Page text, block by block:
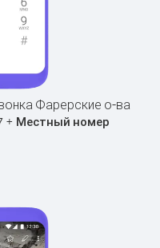
Фарерские о-ва
+ Местный номер